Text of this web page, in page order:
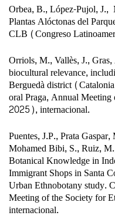
Orbea, B., López-Pujol, J.,
Plantas Alóctonas del
CLB (Congreso
Orriols, M., Vallès, J.,
biocultural relevance,
Berguedà district
oral Praga, Annual
2025), internacional.
Puentes, J.P., Prata
Mohamed Bibi, S., Ruiz,
Botanical Knowledge in
Immigrant Shops in Santa
Urban Ethnobotany study.
Meeting of the Society for
internacional.